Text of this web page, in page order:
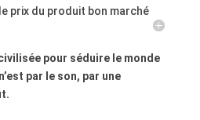
prix du produit bon marché
pour séduire le monde
par le son, par une